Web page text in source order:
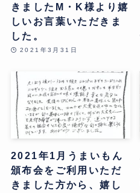
きましたM・K様より嬉
しいお言葉いただきま
した。
2021年3月31日
2021年1月うまいもん
頒布会をご利用いただ
きました方から、嬉し